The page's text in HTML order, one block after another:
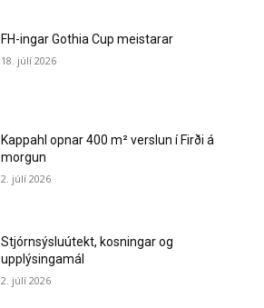
FH-ingar Gothia Cup meistarar
18. júlí 2026
Kappahl opnar 400 m² verslun í Firði á
morgun
2. júlí 2026
Stjórnsýsluútekt, kosningar og
upplýsingamál
2. júlí 2026